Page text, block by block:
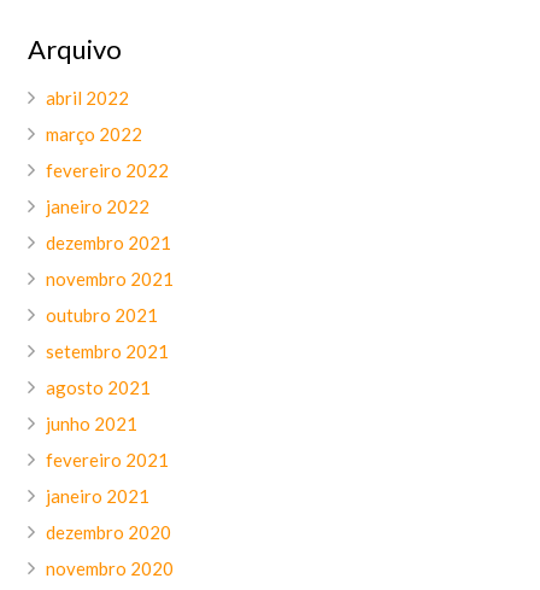
Arquivo
abril 2022
março 2022
fevereiro 2022
janeiro 2022
dezembro 2021
novembro 2021
outubro 2021
setembro 2021
agosto 2021
junho 2021
fevereiro 2021
janeiro 2021
dezembro 2020
novembro 2020